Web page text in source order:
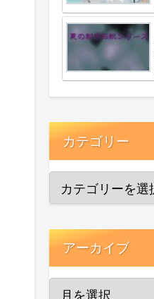
カテゴリー
アーカイブ